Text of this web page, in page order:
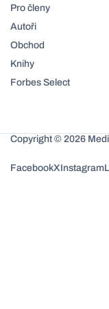
Pro členy
Autoři
Obchod
Knihy
Forbes Select
Copyright © 2026
FacebookXInstagram